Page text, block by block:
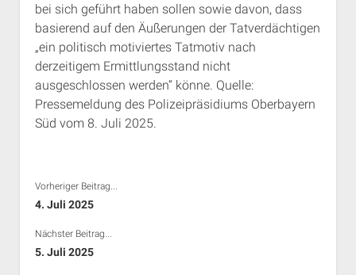
RSS-Feeds, Twitter & Facebook
Bibliothek
Kontakt & PGP-Key
bei sich geführt haben sollen sowie davon, dass
basierend auf den Äußerungen der Tatverdächtigen
„ein politisch motiviertes Tatmotiv nach
derzeitigem Ermittlungsstand nicht
ausgeschlossen werden“ könne. Quelle:
Pressemeldung des Polizeipräsidiums Oberbayern
Süd vom 8. Juli 2025.
Vorheriger Beitrag...
4. Juli 2025
Nächster Beitrag...
5. Juli 2025